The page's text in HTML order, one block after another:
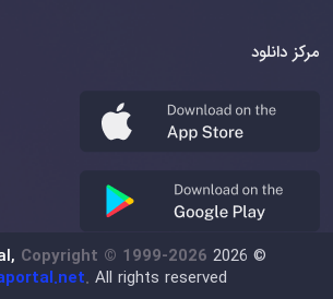
مرکز دانلود
©
2026
Copyright © 1999-2026
. All rights reserved